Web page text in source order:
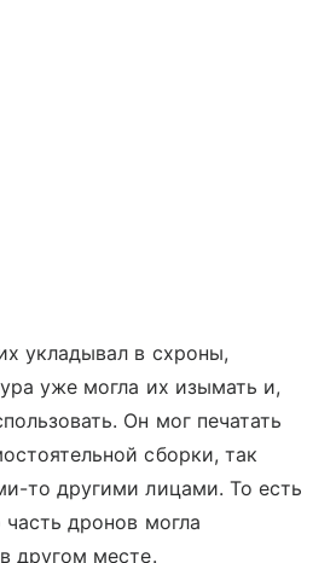
укладывал в схроны,
уже могла их изымать и,
Он мог печатать
сборки, так
то другими лицами. То есть
дронов могла
другом месте.